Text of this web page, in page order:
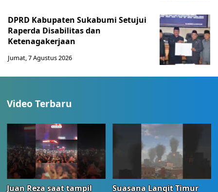
DPRD Kabupaten Sukabumi Setujui
Raperda Disabilitas dan
Ketenagakerjaan
Jumat, 7 Agustus 2026
Video Terbaru
Juan Reza saat tampil Suasana Langit Timur